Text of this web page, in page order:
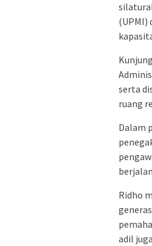
(UPMI)
serta
ruang
Dalam
Ridho
adil